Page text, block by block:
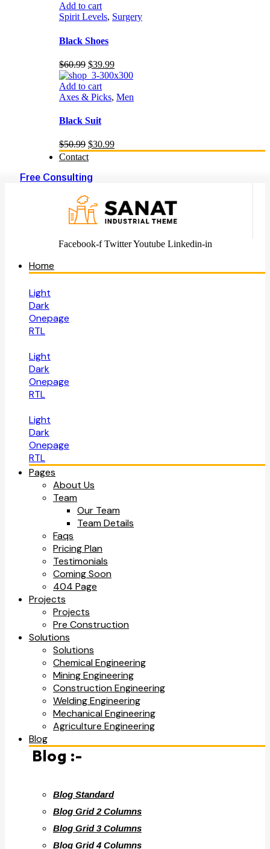
Add to cart
Spirit Levels, Surgery
Black Shoes
$60.99 Original
price
was:
$60.99.
$39.99Current
price
$39.99.
Add to cart
Axes & Picks, Men
Black Suit
$50.99 Original
price
$50.99.
$30.99Current
price
Contact
Free Consulting
Facebook-f Twitter Youtube Linkedin-in
Home
Light
Dark
Onepage
RTL
Light
Dark
Onepage
RTL
Light
Dark
Onepage
RTL
Pages
About Us
Team
Our Team
Team Details
Faqs
Pricing Plan
Testimonials
Coming Soon
404 Page
Projects
Projects
Pre Construction
Solutions
Solutions
Chemical Engineering
Mining Engineering
Construction Engineering
Welding Engineering
Mechanical Engineering
Agriculture Engineering
Blog
Blog :-
Blog Standard
Blog Grid 2 Columns
Blog Grid 3 Columns
Blog Grid 4 Columns